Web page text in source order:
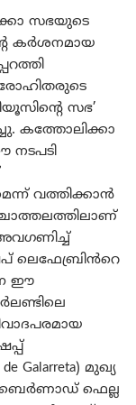
സഭയുടെ
കർശനമായ
സഭ’
കത്തോലിക്കാ
നടപടി
വത്തിക്കാൻ
ലെഫേബ്രിൻറെ
ഈ
മുഖ്യ
ബെർണാഡ് ഫെല്ല